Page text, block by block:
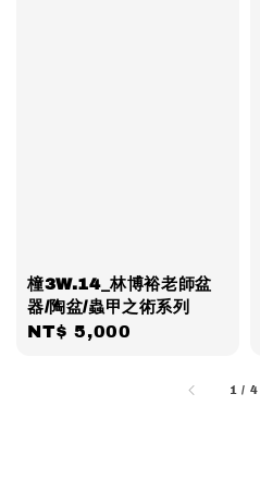
橦3W.14_林博裕老師盆
器/陶盆/蟲甲之術系列
Regular
NT$ 5,000
1 / 4